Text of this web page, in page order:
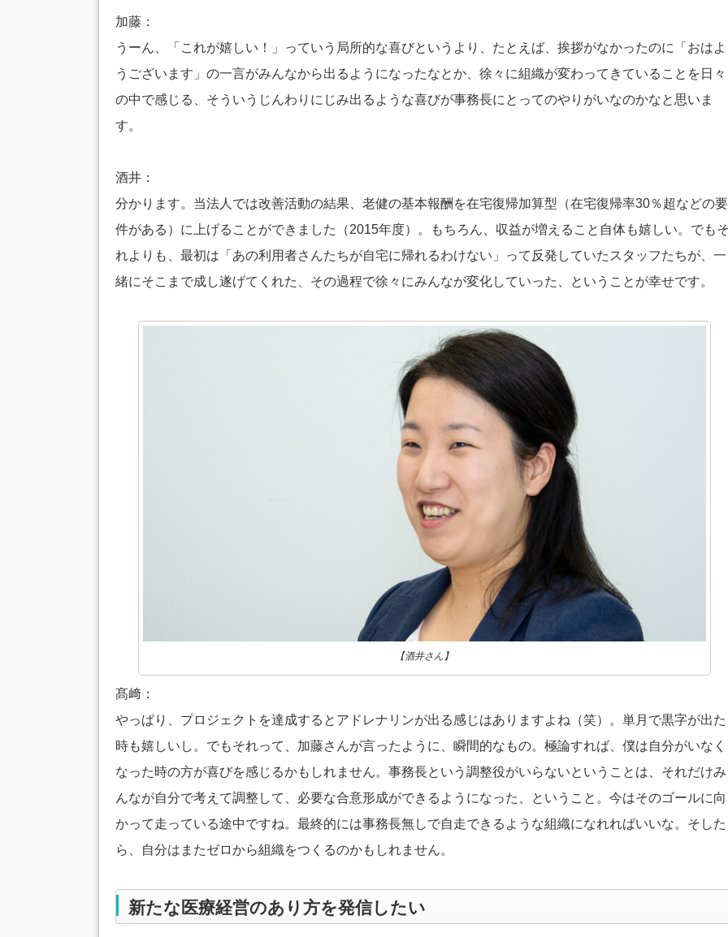
加藤：
うーん、「これが嬉しい！」っていう局所的な喜びというより、たとえば、挨拶がなかったのに「おはよ
うございます」の一言がみんなから出るようになったなとか、徐々に組織が変わってきていることを日々
の中で感じる、そういうじんわりにじみ出るような喜びが事務長にとってのやりがいなのかなと思いま
す。
酒井：
分かります。当法人では改善活動の結果、老健の基本報酬を在宅復帰加算型（在宅復帰率30％超などの要
件がある）に上げることができました（2015年度）。もちろん、収益が増えること自体も嬉しい。でも
れよりも、最初は「あの利用者さんたちが自宅に帰れるわけない」って反発していたスタッフたちが、一
緒にそこまで成し遂げてくれた、その過程で徐々にみんなが変化していった、ということが幸せです。
【酒井さん】
髙﨑：
やっぱり、プロジェクトを達成するとアドレナリンが出る感じはありますよね（笑）。単月で黒字が出た
時も嬉しいし。でもそれって、加藤さんが言ったように、瞬間的なもの。極論すれば、僕は自分がいなく
なった時の方が喜びを感じるかもしれません。事務長という調整役がいらないということは、それだけみ
んなが自分で考えて調整して、必要な合意形成ができるようになった、ということ。今はそのゴールに向
かって走っている途中ですね。最終的には事務長無しで自走できるような組織になれればいいな。そした
ら、自分はまたゼロから組織をつくるのかもしれません。
新たな医療経営のあり方を発信したい